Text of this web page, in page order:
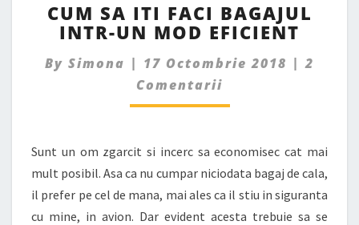
SA
ITI
BAGAJUL
INTR-
UN
CUM SA ITI FACI BAGAJUL
INTR-UN MOD EFICIENT
By Simona | 17 Octombrie 2018 |2
Comentarii
Sunt un om zgarcit si incerc sa economisec cat mai
mult posibil. Asa ca nu cumpar niciodata bagaj de cala,
il prefer pe cel de mana, mai ales ca il stiu in siguranta
cu mine, in avion. Dar evident acesta trebuie sa se